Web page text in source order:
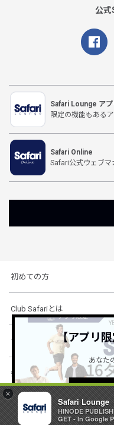
×
Safari Lounge
HINODE
GET - In Google
公式
Safari Lounge アプ
限定の機能もある
Safari Online
Safari公式ウェブマ
初めての方
Club Safariとは
ショッピングガイド
会社概要・規約
© 1996-2026 HINODE
【アプリ
あなた
詳